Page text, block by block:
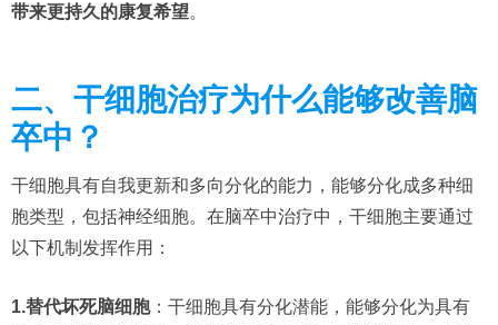
带来更持久的康复希望。
二、干细胞治疗为什么能够改善脑
卒中？
干细胞具有​​自我更新和多向分化​​的能力，能够分化成多种细
胞类型，包括神经细胞。在脑卒中治疗中，干细胞主要通过
以下机制发挥作用：
​1.替代坏死脑细胞​​：干细胞具有分化潜能，能够分化为具有